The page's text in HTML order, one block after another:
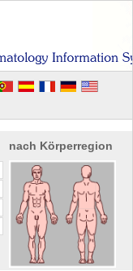
nach Körperregion